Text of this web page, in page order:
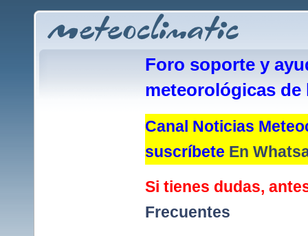
Foro soporte y
meteorológicas de
Canal Noticias
suscríbete En
Si tienes dudas,
Frecuentes